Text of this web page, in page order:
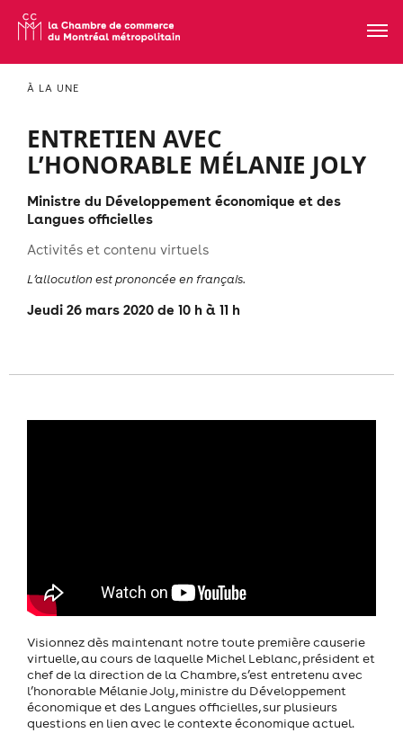
À LA UNE
ENTRETIEN AVEC
L’HONORABLE MÉLANIE JOLY
Ministre du Développement économique et des
Langues officielles
Activités et contenu virtuels
L’allocution est prononcée en français.
Jeudi 26 mars 2020 de 10 h à 11 h
Visionnez dès maintenant notre toute première causerie
virtuelle, au cours de laquelle Michel Leblanc, président et
chef de la direction de la Chambre, s’est entretenu avec
l’honorable Mélanie Joly, ministre du Développement
économique et des Langues officielles, sur plusieurs
questions en lien avec le contexte économique actuel.